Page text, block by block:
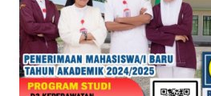
KONTAK
KAMI
INFO